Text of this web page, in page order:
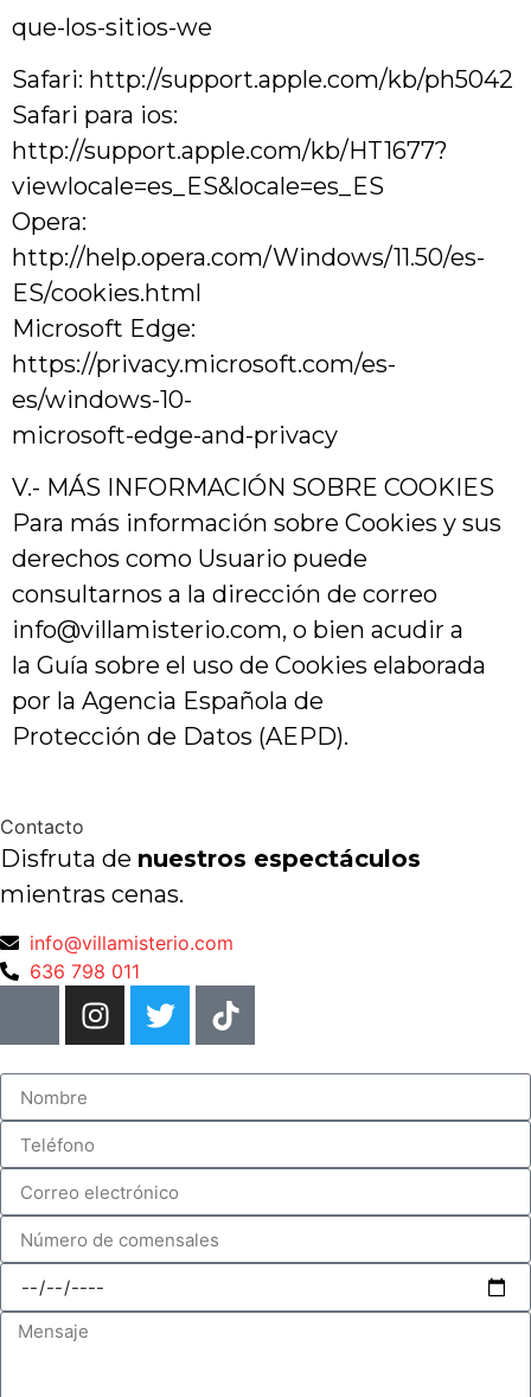
que-los-sitios-we
Safari: http://support.apple.com/kb/ph5042
Safari para ios:
http://support.apple.com/kb/HT1677?
viewlocale=es_ES&locale=es_ES
Opera:
http://help.opera.com/Windows/11.50/es-
ES/cookies.html
Microsoft Edge:
https://privacy.microsoft.com/es-
es/windows-10-
microsoft-edge-and-privacy
V.- MÁS INFORMACIÓN SOBRE COOKIES
Para más información sobre Cookies y sus
derechos como Usuario puede
consultarnos a la dirección de correo
info@villamisterio.com, o bien acudir a
la Guía sobre el uso de Cookies elaborada
por la Agencia Española de
Protección de Datos (AEPD).
Contacto
Disfruta de nuestros espectáculos
mientras cenas.
info@villamisterio.com
636 798 011